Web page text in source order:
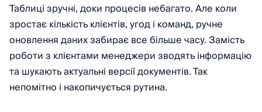
Таблиці зручні, доки процесів небагато. Але коли
зростає кількість клієнтів, угод і команд, ручне
оновлення даних забирає все більше часу. Замість
роботи з клієнтами менеджери зводять інформацію
та шукають актуальні версії документів. Так
непомітно і накопичується рутина.